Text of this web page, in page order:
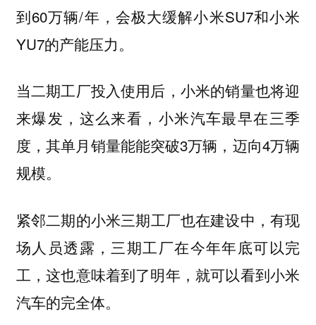
到60万辆/年，会极大缓解小米SU7和小米
YU7的产能压力。
当二期工厂投入使用后，小米的销量也将迎
来爆发，这么来看，小米汽车最早在三季
度 ，其单月销量能能突破3万辆，迈向4万辆
规模。
紧邻二期的小米三期工厂也在建设中 ，有现
场人员透露，三期工厂在今年年底可以完
工，这也意味着到了明年，就可以看到小米
汽车的完全体。